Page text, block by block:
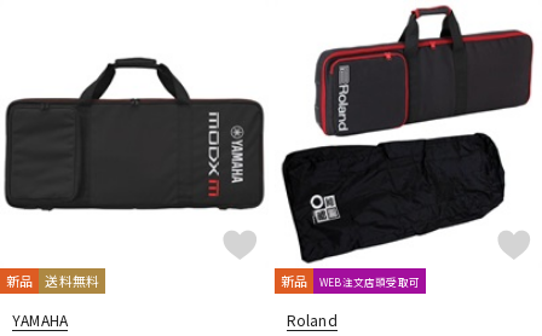
新品 送料無料
YAMAHA
新品 WEB注文店頭受取可
Roland